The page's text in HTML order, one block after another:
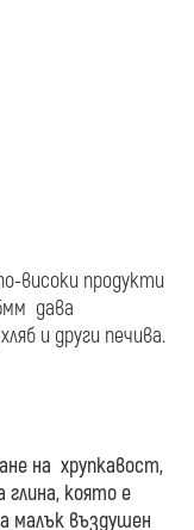
високи продукти
дава
и други печива.
на хрупкавост,
която е
малък въздушен